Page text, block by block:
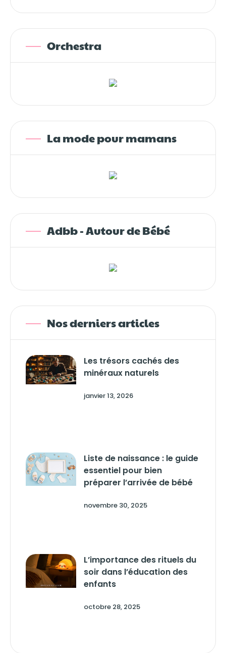
Orchestra
La mode pour mamans
Adbb - Autour de Bébé
Nos derniers articles
Les trésors cachés des
minéraux naturels
janvier 13, 2026
Liste de naissance : le guide
essentiel pour bien
préparer l’arrivée de bébé
novembre 30, 2025
L’importance des rituels du
soir dans l’éducation des
enfants
octobre 28, 2025